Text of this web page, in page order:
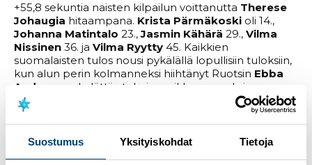
Suostumus Yksityiskohdat Tietoja
+55,8 sekuntia naisten kilpailun voittanutta Therese
Johaugia hitaampana. Krista Pärmäkoski oli 14.,
Johanna Matintalo 23.,Jasmin Kähärä 29., Vilma
Nissinen 36. ja Vilma Ryytty 45. Kaikkien
suomalaisten tulos nousi pykälällä lopullisiin tuloksiin,
kun alun perin kolmanneksi hiihtänyt Ruotsin Ebba
Andersson
hylättiin teknisen rikkeen vuoksi.
Krista Pärmäkoski on kärsinyt lonkankoukistajan
osittaisesta repeämästä ja ilmoittanut maailmancup-
kautensa päättyvän tähän viikonloppuun.